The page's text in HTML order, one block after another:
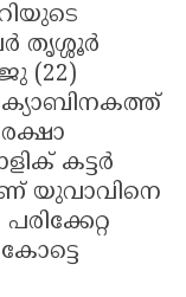
തൃശ്ശൂർ
(22)
കട്ടർ
യുവാവിനെ